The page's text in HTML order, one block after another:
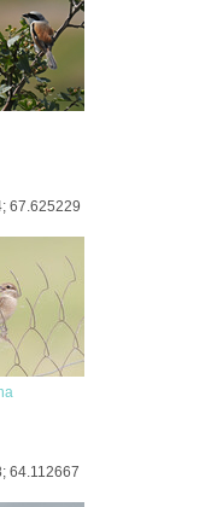
67.625229
64.112667